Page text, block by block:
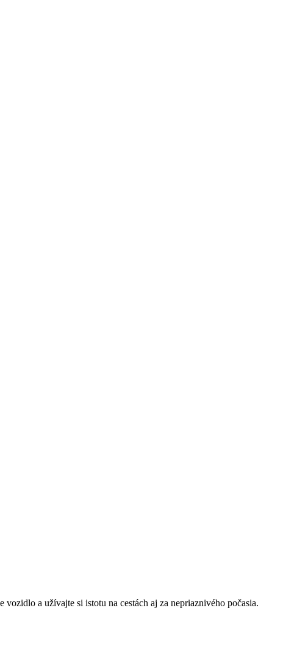
a užívajte si istotu na cestách aj za nepriaznivého počasia.